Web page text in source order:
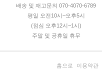
배송 및 재고문의 070-4070-6789
평일 오전10시~오후5시
(점심 오후12시~1시)
주말 및 공휴일 휴무
홈으로 이용약관